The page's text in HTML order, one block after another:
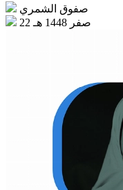
صفوق الشمري
22 صفر 1448 هـ